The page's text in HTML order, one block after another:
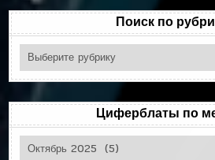
Поиск по
Поиск
рубрикам
Циферблаты по
Циферблаты